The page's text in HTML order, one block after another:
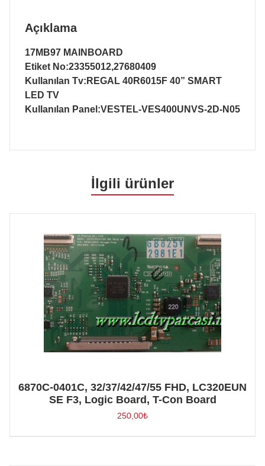
Açıklama
17MB97 MAINBOARD
Etiket No:23355012,27680409
Kullanılan Tv:REGAL 40R6015F 40” SMART
LED TV
Kullanılan Panel:VESTEL-VES400UNVS-2D-N05
İlgili ürünler
6870C-0401C, 32/37/42/47/55 FHD, LC320EUN
SE F3, Logic Board, T-Con Board
250,00₺